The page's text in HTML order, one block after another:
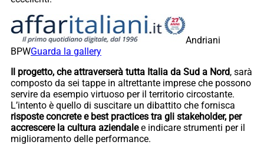
Andriani
BPWGuarda la gallery
Il progetto, che attraverserà tutta Italia da Sud a Nord, sarà
composto da sei tappe in altrettante imprese che possono
servire da esempio virtuoso per il territorio circostante.
L’intento è quello di suscitare un dibattito che fornisca
risposte concrete e best practices tra gli stakeholder, per
accrescere la cultura aziendalee indicare strumenti per il
miglioramento delle performance.